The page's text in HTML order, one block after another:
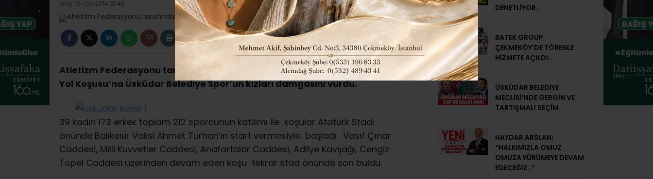
Giriş: 10-09-2014 21:45 203 Yerel Haberler
Atletizm Federasyonu tarafından Balıkesir’de düzenlenen 6. İsmail Akçay
Yol Koşusu’na Üsküdar Belediye Spor’un kızları damgasını vurdu.
39 kadın 173 erkek toplam 212 sporcunun katılımı ile koşular Atatürk Stadı
önünde Balıkesir Valisi Ahmet Turhan’ın start vermesiyle başladı. Vasıf Çınar
Caddesi, Milli Kuvvetler Caddesi, Anafartalar Caddesi, Adliye Kavşağı, Cengiz
Topel Caddesi üzerinden devam eden koşu tekrar stad önünde son buldu.
DENETLİYOR..
BATEK GROUP
ÇEKMEKÖY’DE TÖRENLE
HİZMETE AÇILDI..
ÜSKÜDAR BELEDİYE
MECLİSİ’NDE GERGİN VE
TARTIŞMALI SEÇİM..
HAYDAR ARSLAN;
“HALKIMIZLA OMUZ
OMUZA YÜRÜMEYE DEVAM
EDECEĞİZ..”